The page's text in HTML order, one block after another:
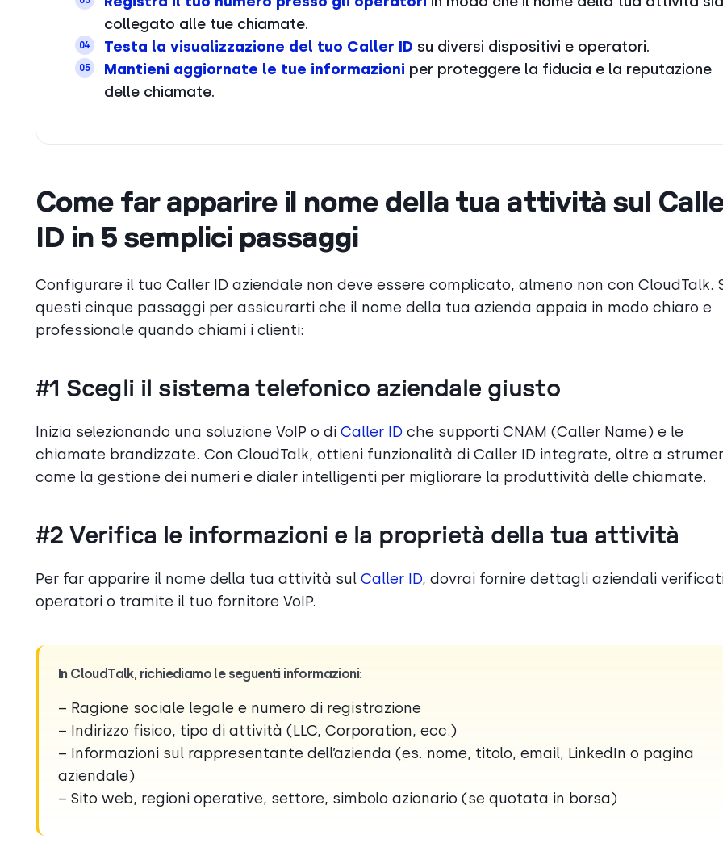
collegato alle tue chiamate.
04 Testa la visualizzazione del tuo Caller ID su diversi dispositivi e operatori.
05 Mantieni aggiornate le tue informazioni per proteggere la fiducia e la reputazione
delle chiamate.
Come far apparire il nome della tua attività sul
ID in 5 semplici passaggi
Configurare il tuo Caller ID aziendale non deve essere complicato, almeno non con CloudTalk.
questi cinque passaggi per assicurarti che il nome della tua azienda appaia in modo chiaro e
professionale quando chiami i clienti:
#1 Scegli il sistema telefonico aziendale giusto
Inizia selezionando una soluzione VoIP o di Caller ID che supporti CNAM (Caller Name) e le
chiamate brandizzate. Con CloudTalk, ottieni funzionalità di Caller ID integrate, oltre a
come la gestione dei numeri e dialer intelligenti per migliorare la produttività delle chiamate.
#2 Verifica le informazioni e la proprietà della tua attività
Per far apparire il nome della tua attività sul Caller ID, dovrai fornire dettagli aziendali
operatori o tramite il tuo fornitore VoIP.
In CloudTalk, richiediamo le seguenti informazioni:
– Ragione sociale legale e numero di registrazione
– Indirizzo fisico, tipo di attività (LLC, Corporation, ecc.)
– Informazioni sul rappresentante dell’azienda (es. nome, titolo, email, LinkedIn o pagina
aziendale)
– Sito web, regioni operative, settore, simbolo azionario (se quotata in borsa)